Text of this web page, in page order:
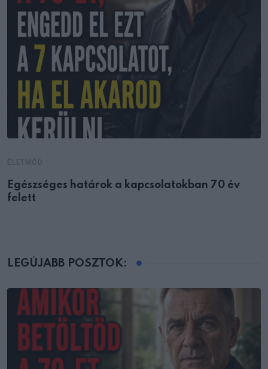
Egészséges határok a kapcsolatokban 70 év
felett
LEGÚJABB POSZTOK: